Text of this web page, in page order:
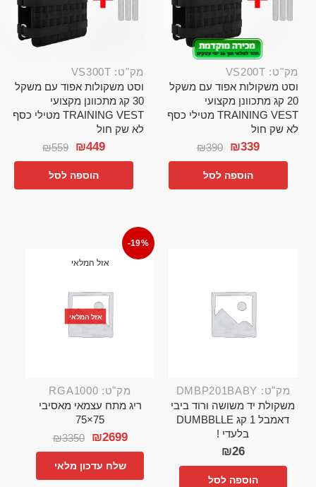
מק"ט: VS200T
וסט משקולות אפוד עם משקל
20 קג מתכוונן מקצועי
TRAINING VEST מטילי כסף
לא שק חול
₪390 ₪339
הוספה לסל
מק"ט: VS300T
וסט משקולות אפוד עם משקל
30 קג מתכוונן מקצועי
TRAINING VEST מטילי כסף
לא שק חול
₪559 ₪449
הוספה לסל
מק"ט: DMBP201BABY
משקולת יד משושה ורוד ביבי
דאמבל 1 קג DUMBBLLE
בלעדי !
₪26
הוספה לסל
-19%
אזל המלאי
אזל המלאי
מק"ט: RGA1000
ריג מתח עצמאי מאסיבי
75×75
₪3350 ₪2699
שלח עדכון מלאי